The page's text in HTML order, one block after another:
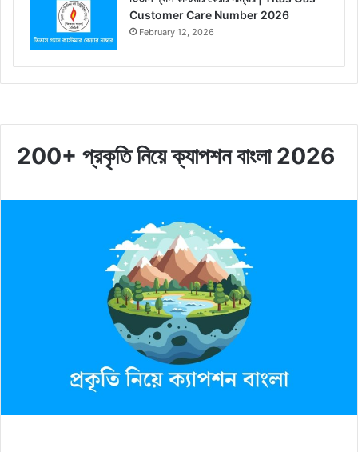
Customer Care Number 2026
February 12, 2026